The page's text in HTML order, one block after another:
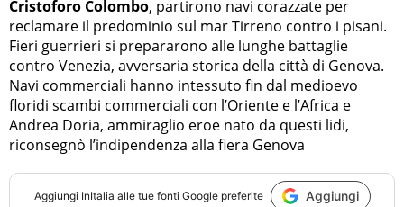
Cristoforo Colombo, partirono navi corazzate per
reclamare il predominio sul mar Tirreno contro i pisani.
Fieri guerrieri si prepararono alle lunghe battaglie
contro Venezia, avversaria storica della città di Genova.
Navi commerciali hanno intessuto fin dal medioevo
floridi scambi commerciali con l’Oriente e l’Africa e
Andrea Doria, ammiraglio eroe nato da questi lidi,
riconsegnò l’indipendenza alla fiera Genova
Aggiungi InItalia alle tue fonti Google preferite Aggiungi